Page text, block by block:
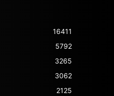
16411
5792
3265
3062
2125